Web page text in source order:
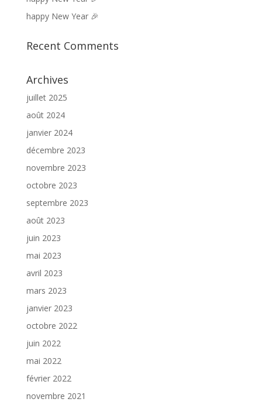
happy New Year 🎉
Recent Comments
Archives
juillet 2025
août 2024
janvier 2024
décembre 2023
novembre 2023
octobre 2023
septembre 2023
août 2023
juin 2023
mai 2023
avril 2023
mars 2023
janvier 2023
octobre 2022
juin 2022
mai 2022
février 2022
novembre 2021